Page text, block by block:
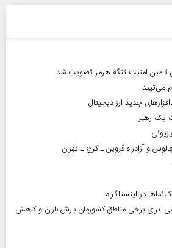
تامین امنیت تنگه هرمز تصویب شد
می‌تپید
جدید ارز دیجیتال
یک رهبر
و آزادراه قزوین ـ کرج ـ تهران
در اینستاگرام
برای برخی مناطق کشورمان بارش باران و کاهش